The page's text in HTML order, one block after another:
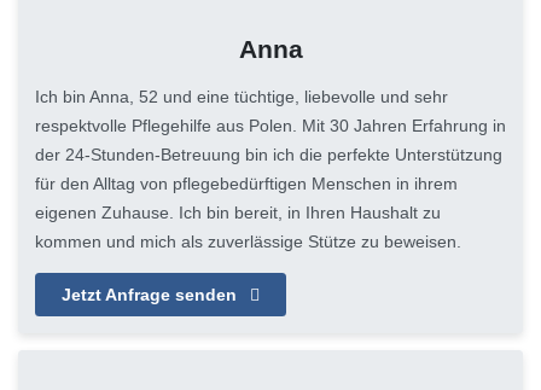
Anna
Ich bin Anna, 52 und eine tüchtige, liebevolle und sehr
respektvolle Pflegehilfe aus Polen. Mit 30 Jahren Erfahrung in
der 24-Stunden-Betreuung bin ich die perfekte Unterstützung
für den Alltag von pflegebedürftigen Menschen in ihrem
eigenen Zuhause. Ich bin bereit, in Ihren Haushalt zu
kommen und mich als zuverlässige Stütze zu beweisen.
Jetzt Anfrage senden